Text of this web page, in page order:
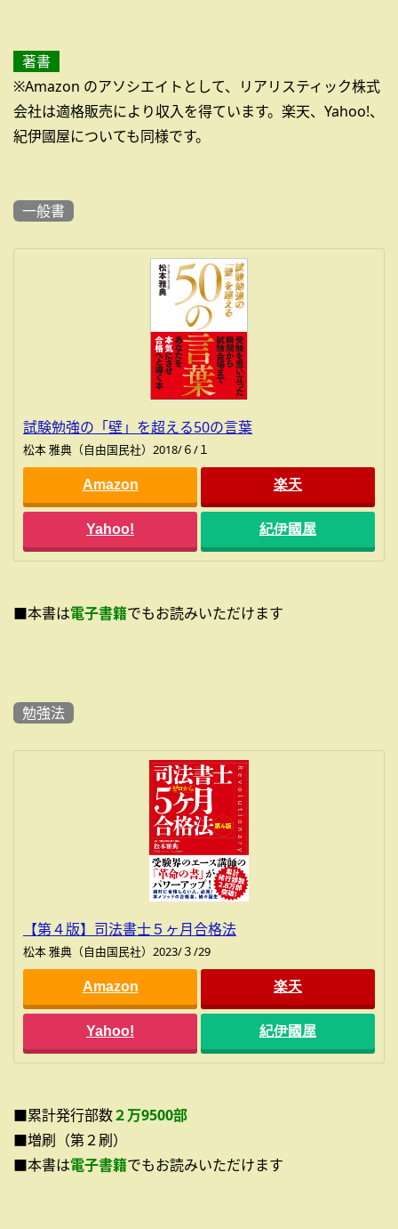
著書
※Amazon のアソシエイトとして、リアリスティック株式
会社は適格販売により収入を得ています。楽天、Yahoo!、
紀伊國屋についても同様です。
一般書
試験勉強の「壁」を超える50の言葉
松本 雅典（自由国民社）2018/６/１
Amazon 楽天
Yahoo! 紀伊國屋
■本書は電子書籍でもお読みいただけます
勉強法
【第４版】司法書士５ヶ月合格法
松本 雅典（自由国民社）2023/３/29
Amazon 楽天
Yahoo! 紀伊國屋
■累計発行部数２万9500部
■増刷（第２刷）
■本書は電子書籍でもお読みいただけます